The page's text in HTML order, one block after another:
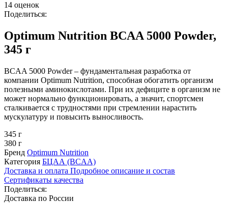
14 оценок
Поделиться:
Optimum Nutrition BCAA 5000 Powder,
345 г
BCAA 5000 Powder – фундаментальная разработка от
компании Optimum Nutrition, способная обогатить организм
полезными аминокислотами. При их дефиците в организм не
может нормально функционировать, а значит, спортсмен
сталкивается с трудностями при стремлении нарастить
мускулатуру и повысить выносливость.
345 г
380 г
Бренд Optimum Nutrition
Категория БЦАА (BCAA)
Доставка и оплата Подробное описание и состав
Сертификаты качества
Поделиться:
Доставка по России